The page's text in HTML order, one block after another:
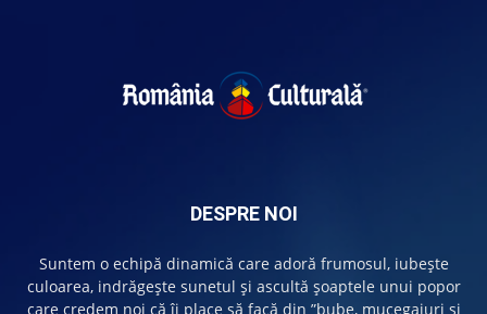
DESPRE NOI
Suntem o echipă dinamică care adoră frumosul, iubește
culoarea, indrăgește sunetul și ascultă șoaptele unui popor
care credem noi că îi place să facă din ”bube, mucegaiuri și